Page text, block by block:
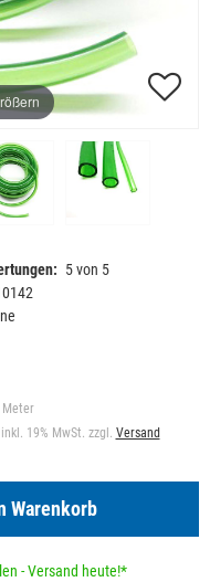
5 von 5
Meter
19% MwSt. zzgl. Versand
Warenkorb
- Versand heute!*